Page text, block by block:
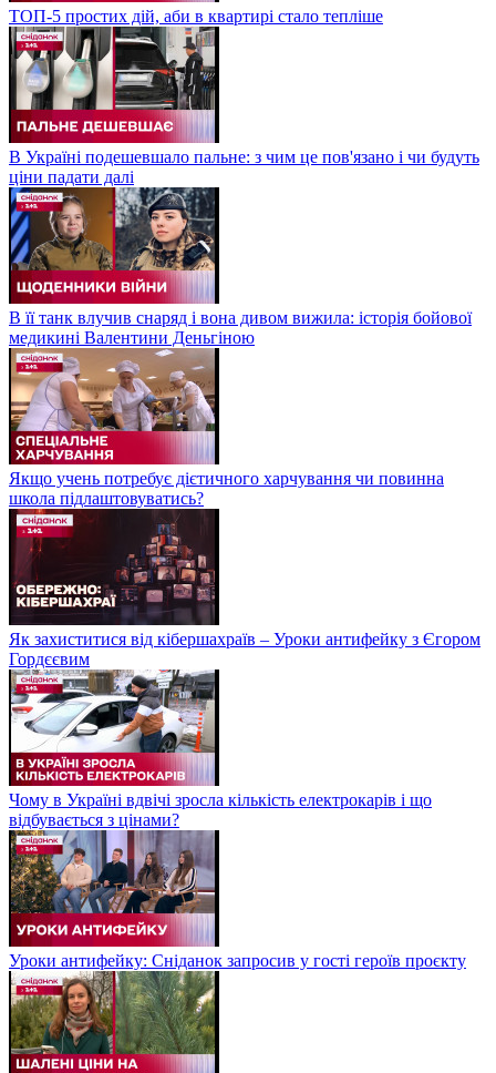
ТОП-5 простих дій, аби в квартирі стало тепліше
В Україні подешевшало пальне: з чим це пов'язано і чи будуть
ціни падати далі
В її танк влучив снаряд і вона дивом вижила: історія бойової
медикині Валентини Деньгіною
Якщо учень потребує дієтичного харчування чи повинна
школа підлаштовуватись?
Як захиститися від кібершахраїв – Уроки антифейку з Єгором
Гордєєвим
Чому в Україні вдвічі зросла кількість електрокарів і що
відбувається з цінами?
Уроки антифейку: Сніданок запросив у гості героїв проєкту